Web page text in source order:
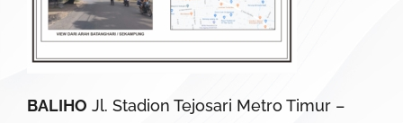
BALIHO Jl. Stadion Tejosari Metro Timur –